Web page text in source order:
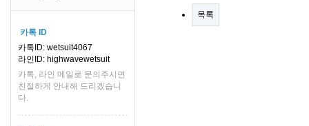
카톡 ID
카톡ID: wetsuit4067
라인ID: highwavewetsuit
카톡, 라인 메일로 문의주시면
친절하게 안내해 드리겠습니
다.
목록